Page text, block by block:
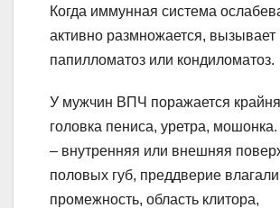
Когда иммунная система
активно размножается, вызывает
папилломатоз или кондиломатоз.
У мужчин ВПЧ поражается
головка пениса, уретра,
– внутренняя или внешняя
половых губ, преддверие
промежность, область клитора,